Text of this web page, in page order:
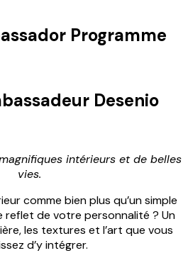
Programme
Desenio
intérieurs et de belles
vies.
comme bien plus qu’un simple
reflet de votre personnalité ? Un
les textures et l’art que vous
d’y intégrer.